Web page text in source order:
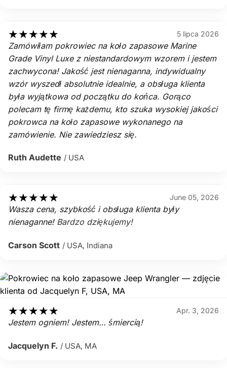
★★★★★ 5 lipca 2026
Zamówiłam pokrowiec na koło zapasowe Marine
Grade Vinyl Luxe z niestandardowym wzorem i jestem
zachwycona! Jakość jest nienaganna, indywidualny
wzór wyszedł absolutnie idealnie, a obsługa klienta
była wyjątkowa od początku do końca. Gorąco
polecam tę firmę każdemu, kto szuka wysokiej jakości
pokrowca na koło zapasowe wykonanego na
zamówienie. Nie zawiedziesz się.
Ruth Audette / USA
★★★★★ June 05, 2026
Wasza cena, szybkość i obsługa klienta były
nienaganne! Bardzo dziękujemy!
Carson Scott / USA, Indiana
★★★★★ Apr. 3, 2026
Jestem ogniem! Jestem… śmiercią!
Jacquelyn F. / USA, MA